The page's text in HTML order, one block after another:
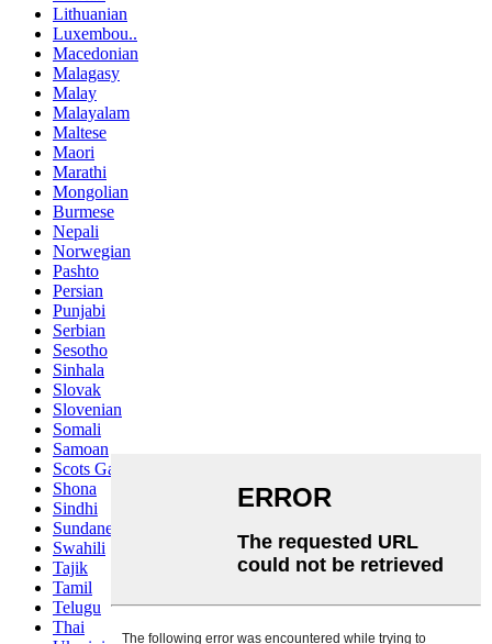
Lithuanian
Luxembou..
Macedonian
Malagasy
Malay
Malayalam
Maltese
Maori
Marathi
Mongolian
Burmese
Nepali
Norwegian
Pashto
Persian
Punjabi
Serbian
Sesotho
Sinhala
Slovak
Slovenian
Somali
Samoan
Scots Gaelic
Shona
Sindhi
Sundanese
Swahili
Tajik
Tamil
Telugu
Thai